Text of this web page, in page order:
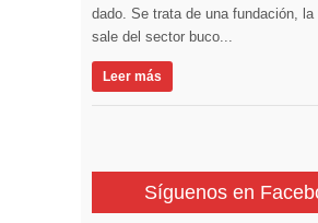
dado. Se trata de una fundación, la
sale del sector buco...
Leer más
Síguenos en